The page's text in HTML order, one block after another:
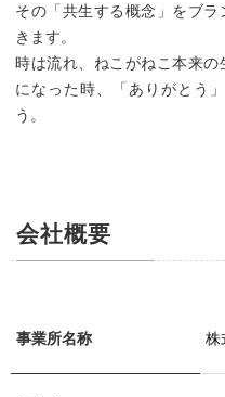
その「共生する概念」をブ
きます。
時は流れ、ねこがねこ本来
になった時、「ありがとう
う。
会社概要
事業所名称 株